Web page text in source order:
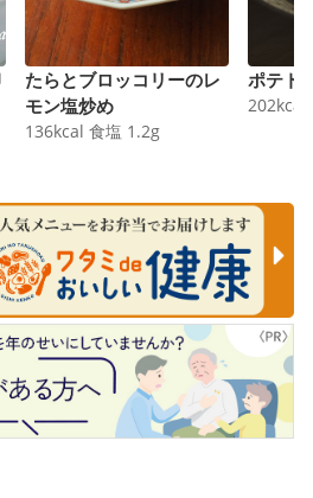
たらとブロッコリーのレ
モン塩炒め
136kcal 食塩 1.2g
ポテト
202kcal